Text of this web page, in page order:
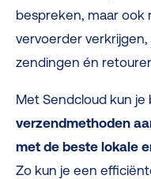
bespreken, maar ook
vervoerder verkrijgen,
zendingen én
Met Sendcloud kun je
verzendmethoden
met de beste lokale
Zo kun je een